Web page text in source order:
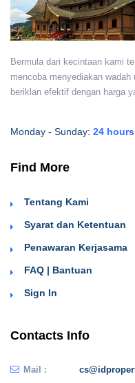
Bermula dari kecintaan kami
mencoba menyediakan
beriklan efektif dengan harga
Monday - Sunday: 24 hours
Find More
Tentang Kami
Syarat dan Ketentuan
Penawaran Kerjasama
FAQ | Bantuan
Sign In
Contacts Info
Mail :